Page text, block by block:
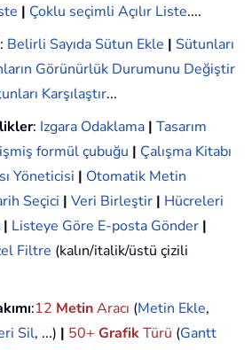
| Çoklu seçimli Açılır Liste....
: Belirli Sayıda Sütun Ekle | Sütunları
Görünürlük Durumunu Değiştir
Karşılaştır...
: Izgara Odaklama | Tasarım
formül çubuğu | Çalışma Kitabı
Yöneticisi | Otomatik Metin
Seçici | Veri Birleştir | Hücreleri
| Listeye Göre E-posta Gönder |
Filtre (kalın/italik/üstü çizili
:12 MetinAracı (Metin Ekle,
Sil, ...) | 50+ GrafikTürü (Gantt